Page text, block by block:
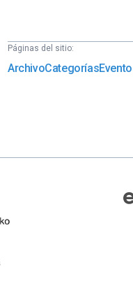
Páginas del sitio:
ArchivoCategorías